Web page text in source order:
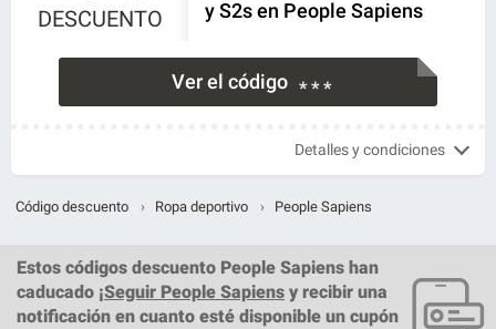
DESCUENTO
y S2s en People Sapiens
Ver el código * * *
Detalles y condiciones
Código descuento › Ropa deportivo › People Sapiens
Estos códigos descuento People Sapiens han
caducado ¡Seguir People Sapiens y recibir una
notificación en cuanto esté disponible un cupón